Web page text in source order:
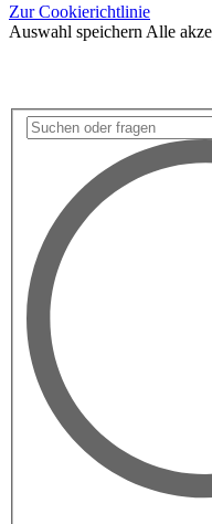
Zur Cookierichtlinie
Auswahl speichern Alle